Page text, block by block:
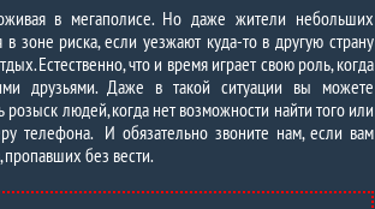
в мегаполисе. Но даже жители небольших
в зоне риска, если уезжают куда-то в другую страну
Естественно, что и время играет свою роль, когда
друзьями. Даже в такой ситуации вы можете
розыск людей, когда нет возможности найти того или
телефона. И обязательно звоните нам, если вам
пропавших без вести.